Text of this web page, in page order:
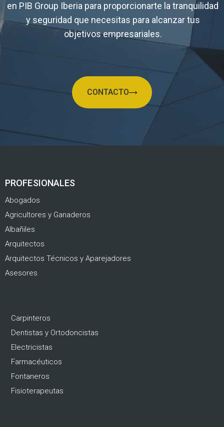
en PIB Group Iberia para proporcionarte la tranquilidad
y seguridad que necesitas para alcanzar tus
objetivos empresariales.
CONTACTO
PROFESIONALES
Abogados
Agricultores y Ganaderos
Albañiles
Arquitectos
Arquitectos Técnicos y Aparejadores
Asesores
Carpinteros
Dentistas y Ortodoncistas
Electricistas
Farmacéuticos
Fontaneros
Fisioterapeutas